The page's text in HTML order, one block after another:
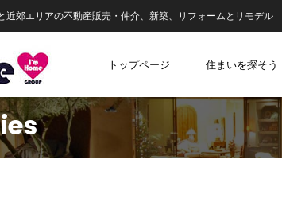
近郊エリアの不動産販売・仲介、新築、リフォームとリモデル
トップページ 住まいを探そう